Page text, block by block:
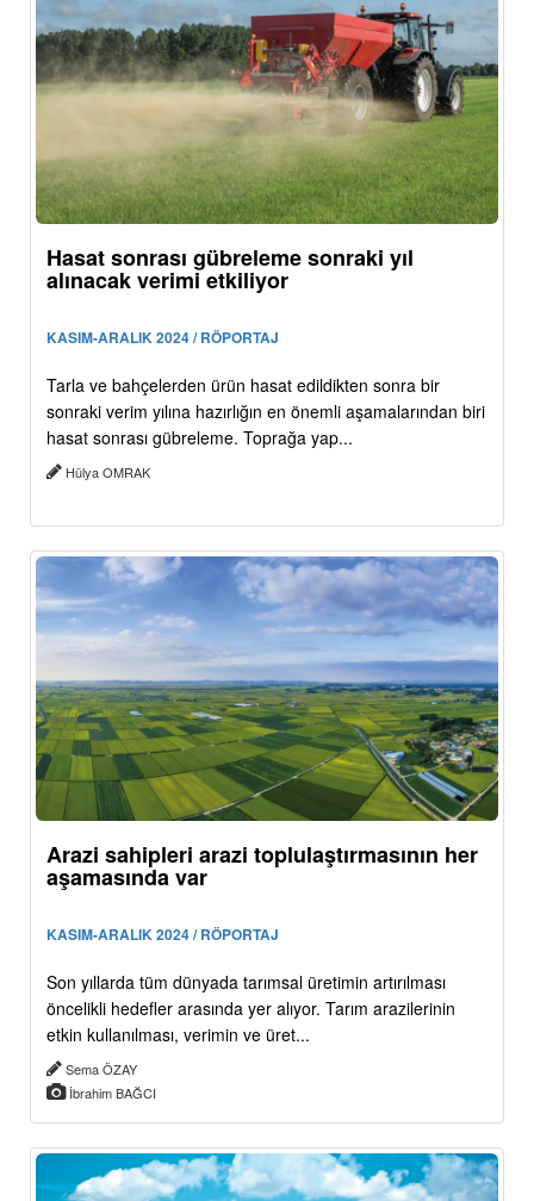
Hasat sonrası gübreleme sonraki yıl
alınacak verimi etkiliyor
KASIM-ARALIK 2024 / RÖPORTAJ
Tarla ve bahçelerden ürün hasat edildikten sonra bir
sonraki verim yılına hazırlığın en önemli aşamalarından biri
hasat sonrası gübreleme. Toprağa yap...
Hülya OMRAK
Arazi sahipleri arazi toplulaştırmasının her
aşamasında var
KASIM-ARALIK 2024 / RÖPORTAJ
Son yıllarda tüm dünyada tarımsal üretimin artırılması
öncelikli hedefler arasında yer alıyor. Tarım arazilerinin
etkin kullanılması, verimin ve üret...
Sema ÖZAY
İbrahim BAĞCI